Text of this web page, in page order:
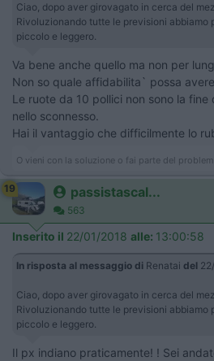
Ciao, dopo aver girovagato in cerca del
Rivoluzionando tutte le previsioni abbiamo
piccolo e leggero.
Va bene anche quello ma non per
Non so quale affidabilita` possa
Le ruote da 10 pollici non sono la
nello sconnesso.
Hai il vantaggio che difficilmente lo
O vieni con la soluzione o fai parte del
19 passistascal...
563
Inserito il 22/01/2018 alle: 13:00:58
In risposta al messaggio di Renatai del
Ciao, dopo aver girovagato in cerca del
Rivoluzionando tutte le previsioni abbiamo
piccolo e leggero.
Il px indiano praticamente! ! Sei